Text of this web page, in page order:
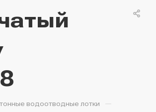
водоотводные лотки —